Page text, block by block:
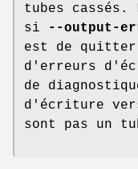
tubes
si
--output-
est de quitter
d'erreurs
de
d'écriture
sont pas un